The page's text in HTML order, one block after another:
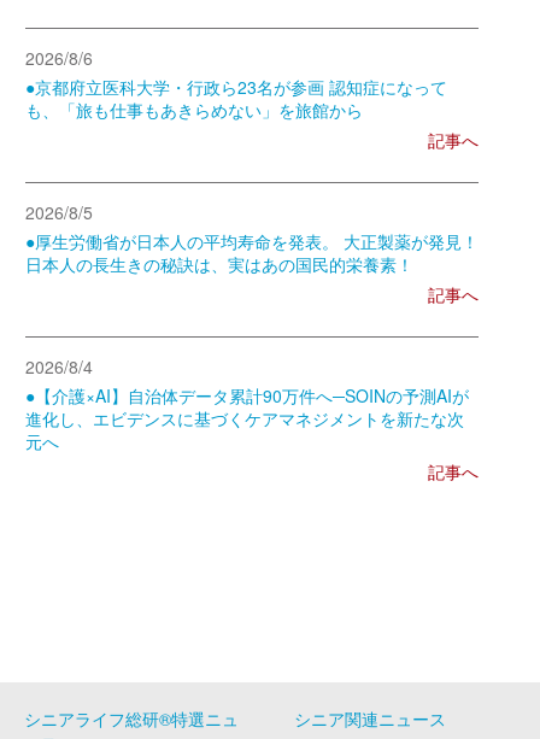
2026/8/6
●京都府立医科大学・行政ら23名が参画 認知症になって
も、「旅も仕事もあきらめない」を旅館から
記事へ
2026/8/5
●厚生労働省が日本人の平均寿命を発表。 大正製薬が発見！
日本人の長生きの秘訣は、実はあの国民的栄養素！
記事へ
2026/8/4
●【介護×AI】自治体データ累計90万件へ─SOINの予測AIが
進化し、エビデンスに基づくケアマネジメントを新たな次
元へ
記事へ
シニアライフ総研®特選ニュ
シニア関連ニュース